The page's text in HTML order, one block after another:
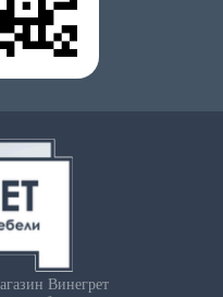
Винегрет